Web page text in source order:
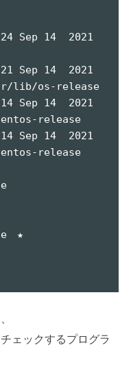
Sep 14  2021
Sep 14  2021
lib/os-release
Sep 14  2021
release
Sep 14  2021
release
★
ェックするプログラ